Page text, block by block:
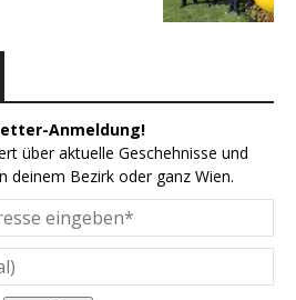
Anmeldung!
über aktuelle Geschehnisse und
deinem Bezirk oder ganz Wien.